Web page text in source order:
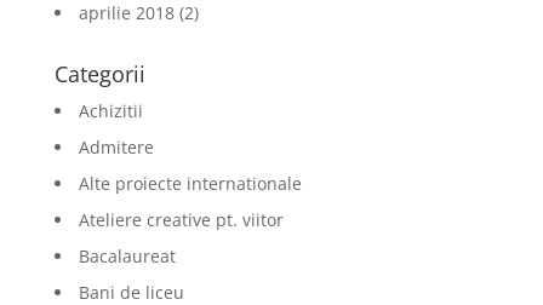
aprilie 2018(2)
Categorii
Achizitii
Admitere
Alte proiecte internationale
Ateliere creative pt. viitor
Bacalaureat
Bani de liceu